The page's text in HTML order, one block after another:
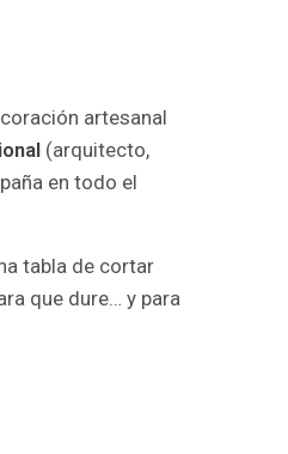
artesanal
(arquitecto,
en todo el
tabla de cortar
que dure… y para